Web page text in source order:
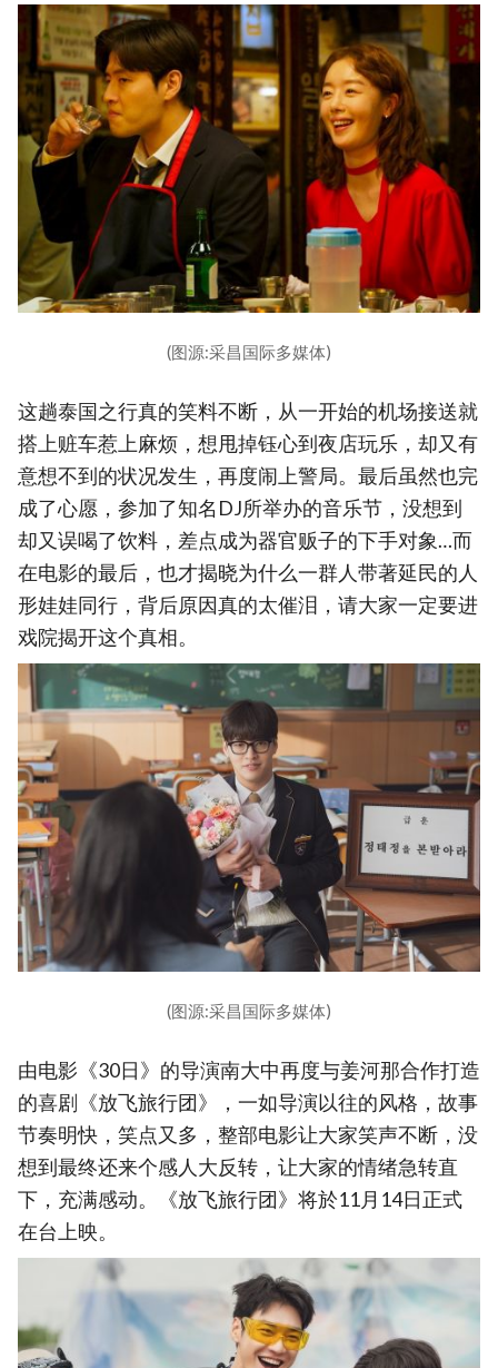
(图源:采昌国际多媒体)
这趟泰国之行真的笑料不断，从一开始的机场接送就
搭上赃车惹上麻烦，想甩掉钰心到夜店玩乐，却又有
意想不到的状况发生，再度闹上警局。最后虽然也完
成了心愿，参加了知名DJ所举办的音乐节，没想到
却又误喝了饮料，差点成为器官贩子的下手对象…而
在电影的最后，也才揭晓为什么一群人带著延民的人
形娃娃同行，背后原因真的太催泪，请大家一定要进
戏院揭开这个真相。
(图源:采昌国际多媒体)
由电影《30日》的导演南大中再度与姜河那合作打造
的喜剧《放飞旅行团》，一如导演以往的风格，故事
节奏明快，笑点又多，整部电影让大家笑声不断，没
想到最终还来个感人大反转，让大家的情绪急转直
下，充满感动。《放飞旅行团》将於11月14日正式
在台上映。